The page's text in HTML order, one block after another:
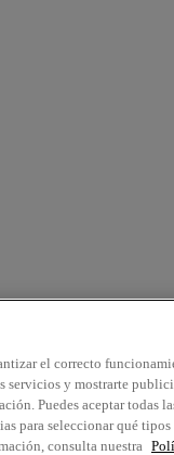
el correcto
servicios y mostrarte
Puedes aceptar todas
para seleccionar qué tipos
consulta nuestra